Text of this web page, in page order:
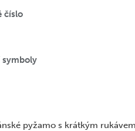
číslo
symboly
pyžamo s krátkým